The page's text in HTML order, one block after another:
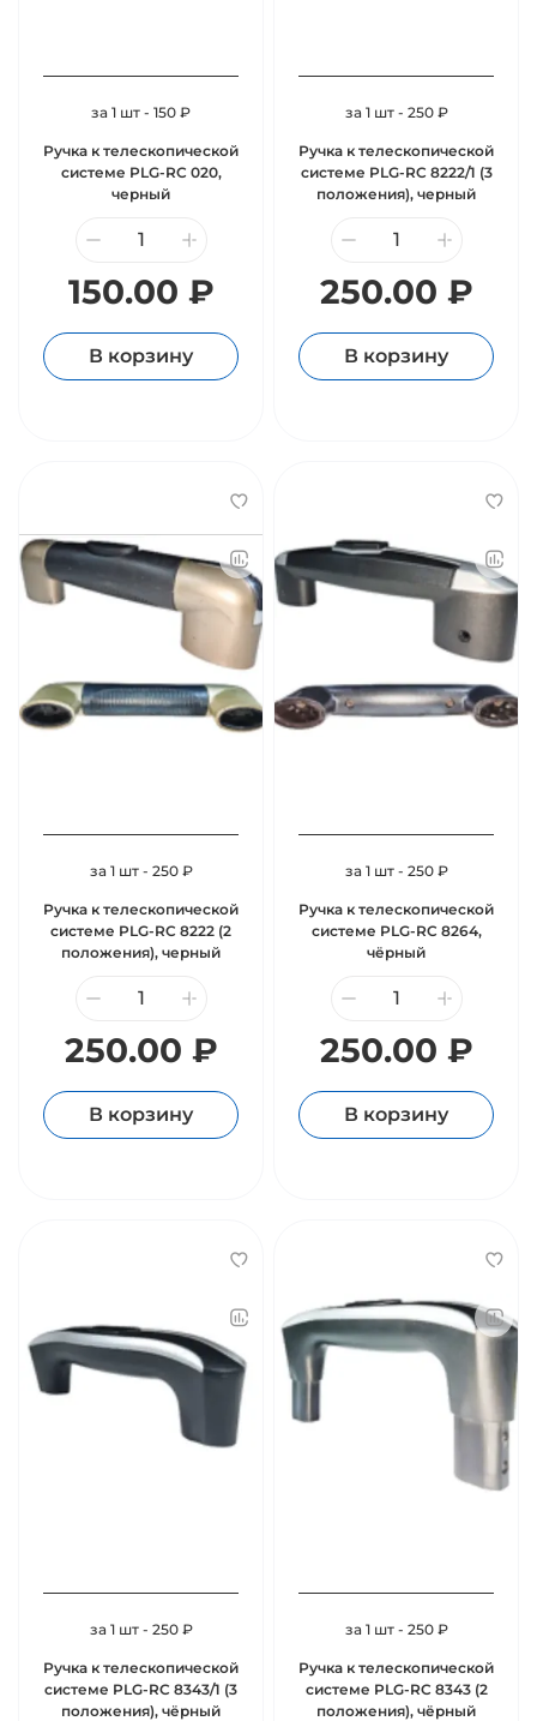
за 1 шт - 150 ₽
Ручка к телескопической
системе PLG-RC 020,
черный
150.00 ₽
В корзину
за 1 шт - 250 ₽
Ручка к телескопической
системе PLG-RC 8222/1 (3
положения), черный
250.00 ₽
В корзину
за 1 шт - 250 ₽
Ручка к телескопической
системе PLG-RC 8222 (2
положения), черный
250.00 ₽
В корзину
за 1 шт - 250 ₽
Ручка к телескопической
системе PLG-RC 8264,
чёрный
250.00 ₽
В корзину
за 1 шт - 250 ₽
Ручка к телескопической
системе PLG-RC 8343/1 (3
положения), чёрный
за 1 шт - 250 ₽
Ручка к телескопической
системе PLG-RC 8343 (2
положения), чёрный